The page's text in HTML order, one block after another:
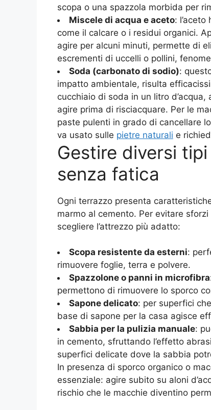
scopa o una spazzola morbida per
Miscele di acqua e aceto:
come il calcare o i residui organici.
agire per alcuni minuti, permette di
escrementi di uccelli o pollini,
Soda (carbonato di sodio):
impatto ambientale, risulta
cucchiaio di soda in un litro
agire prima di risciacquare. Per le
paste pulenti in grado di cancellare
va usato sulle pietre naturali e
Gestire diversi
senza fatica
Ogni terrazzo presenta
marmo al cemento. Per evitare
scegliere l’attrezzo più adatto:
Scopa resistente da esterni:
rimuovere foglie, terra e polvere.
Spazzolone o panni in microfibra
permettono di rimuovere lo sporco
Sapone delicato: per superfici
base di sapone per la casa agisce
Sabbia per la pulizia manuale:
in cemento, sfruttando l’effetto
superfici delicate dove la sabbia
In presenza di sporco organico o
essenziale: agire subito su aloni
rischio che le macchie diventino